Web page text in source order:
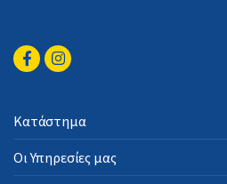
Κατάστημα
Οι Υπηρεσίες μας